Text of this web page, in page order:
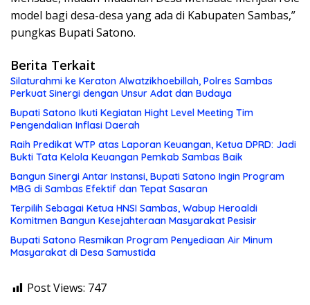
model bagi desa-desa yang ada di Kabupaten Sambas,”
pungkas Bupati Satono.
Berita Terkait
Silaturahmi ke Keraton Alwatzikhoebillah, Polres Sambas
Perkuat Sinergi dengan Unsur Adat dan Budaya
Bupati Satono Ikuti Kegiatan Hight Level Meeting Tim
Pengendalian Inflasi Daerah
Raih Predikat WTP atas Laporan Keuangan, Ketua DPRD: Jadi
Bukti Tata Kelola Keuangan Pemkab Sambas Baik
Bangun Sinergi Antar Instansi, Bupati Satono Ingin Program
MBG di Sambas Efektif dan Tepat Sasaran
Terpilih Sebagai Ketua HNSI Sambas, Wabup Heroaldi
Komitmen Bangun Kesejahteraan Masyarakat Pesisir
Bupati Satono Resmikan Program Penyediaan Air Minum
Masyarakat di Desa Samustida
Post Views: 747